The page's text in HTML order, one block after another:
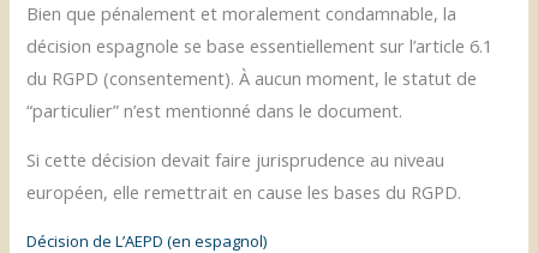
Bien que pénalement et moralement condamnable, la
décision espagnole se base essentiellement sur l’article 6.1
du RGPD (consentement). À aucun moment, le statut de
“particulier” n’est mentionné dans le document.
Si cette décision devait faire jurisprudence au niveau
européen, elle remettrait en cause les bases du RGPD.
Décision de L’AEPD (en espagnol)